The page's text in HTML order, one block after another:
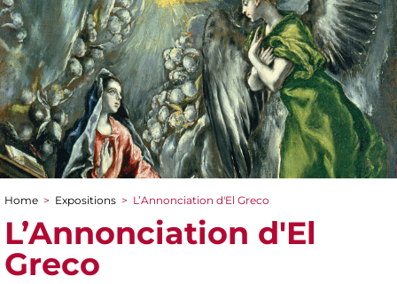
You are here
Home > Expositions > L’Annonciation d'El Greco
L’Annonciation d'El
Greco